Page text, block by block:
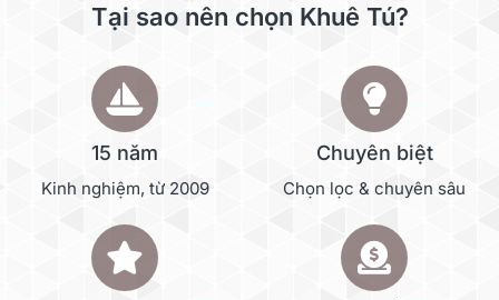
Tại sao nên chọn Khuê Tú?
15 năm
Kinh nghiệm, từ 2009
Chuyên biệt
Chọn lọc & chuyên sâu